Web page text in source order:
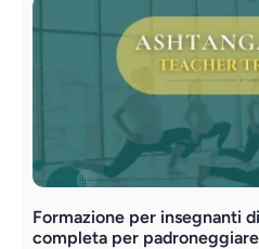
Formazione per insegnanti
completa per